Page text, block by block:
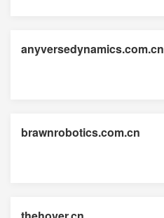
anyversedynamics.com.cn
brawnrobotics.com.cn